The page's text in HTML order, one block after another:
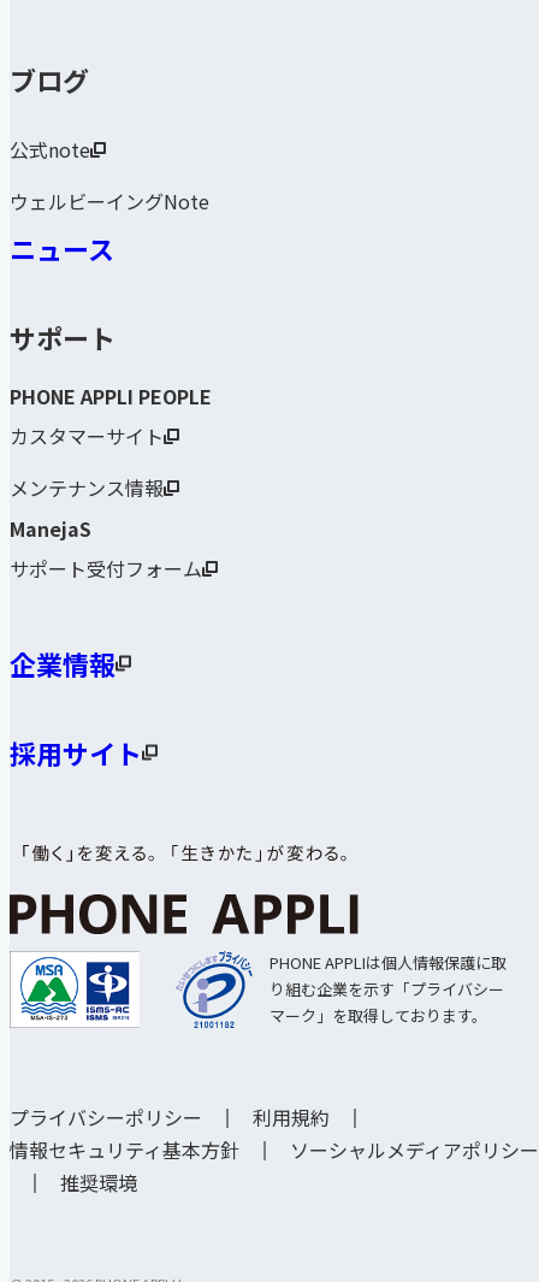
ブログ
公式note
ウェルビーイングNote
ニュース
サポート
PHONE APPLI PEOPLE
カスタマーサイト
メンテナンス情報
ManejaS
サポート受付フォーム
企業情報
採用サイト
PHONE APPLIは個人情報保護に取
り組む企業を示す「プライバシー
マーク」を取得しております。
プライバシーポリシー
利用規約
情報セキュリティ基本方針
ソーシャルメディアポリシー
推奨環境